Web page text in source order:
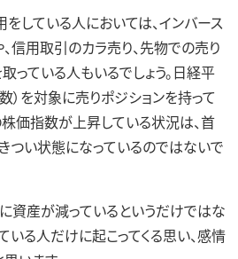
している人においては、インバース
信用取引のカラ売り、先物での売り
っている人もいるでしょう。日経平
）を対象に売りポジションを持って
株価指数が上昇している状況は、首
つい状態になっているのではないで
産が減っているというだけではな
いる人だけに起こってくる思い、感情